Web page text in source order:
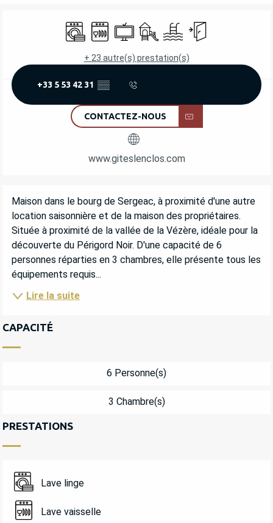
OUVERTURE ET COORDONNÉES
Lave lingeLave vaisselle
TélévisionJeux pour enfants / Espace
PiscineEntrée
+ 23 autre(s) prestation(s)
+33 5 53 42 31 ▒▒
CONTACTEZ-NOUS
www.giteslenclos.com
DESCRIPTION
Maison dans le bourg de Sergeac, à proximité d'une autre
location saisonnière et de la maison des propriétaires.
Située à proximité de la vallée de la Vézère, idéale pour la
découverte du Périgord Noir. D'une capacité de 6
personnes réparties en 3 chambres, elle présente tous les
équipements requis...
Lire la suite
CAPACITÉ
6 Personne(s)
3 Chambre(s)
PRESTATIONS
Lave linge
Lave vaisselle